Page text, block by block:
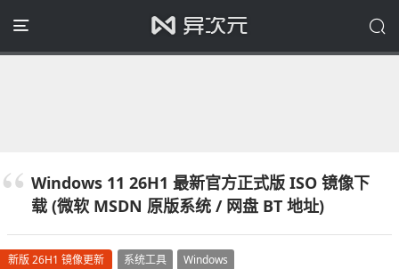
Windows 11 26H1 最新官方正式版 ISO 镜像下
载 (微软 MSDN 原版系统 / 网盘 BT 地址)
新版 26H1 镜像更新 系统工具 Windows